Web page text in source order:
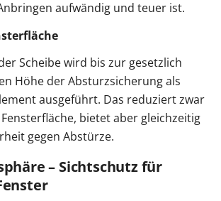
aufwändig und teuer ist.
Scheibe wird bis zur gesetzlich
Höhe der Absturzsicherung als
ausgeführt. Das reduziert zwar
bietet aber gleichzeitig
gegen Abstürze.
– Sichtschutz für